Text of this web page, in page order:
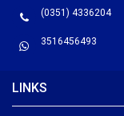
(0351) 4336204
3516456493
LINKS